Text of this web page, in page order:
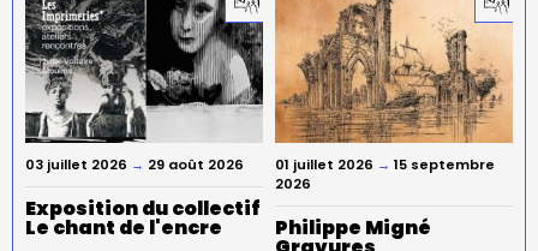
03 juillet 2026 → 29 août 2026
Exposition du collectif
Le chant de l'encre
01 juillet 2026 → 15 septembre
2026
Philippe Migné